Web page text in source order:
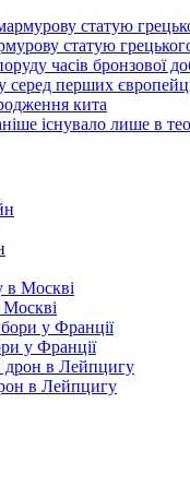
статую
часів бронзової
серед перших
кита
існувало лише в
Москві
у Франції
в Лейпцигу